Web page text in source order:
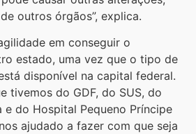
outros órgãos”, explica.
em conseguir o
estado, uma vez que o tipo de
disponível na capital federal.
tivemos do GDF, do SUS, do
e do Hospital Pequeno Príncipe
ajudado a fazer com que seja